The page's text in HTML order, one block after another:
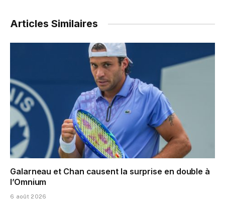
Articles Similaires
Galarneau et Chan causent la surprise en double à
l’Omnium
6 août 2026